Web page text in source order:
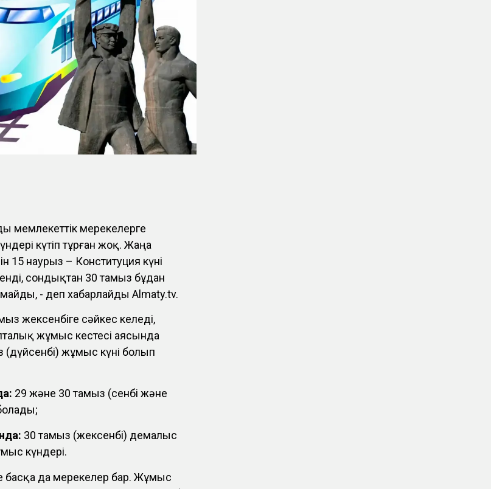
мемлекеттік мерекелерге
күтіп тұрған жоқ. Жаңа
15 наурыз – Конституция күні
сондықтан 30 тамыз бұдан
- деп хабарлайды Almaty.tv.
жексенбіге сәйкес келеді,
жұмыс кестесі аясында
жұмыс күні болып
29 және 30 тамыз (сенбі және
30 тамыз (жексенбі) демалыс
күндері.
басқа да мерекелер бар. Жұмыс